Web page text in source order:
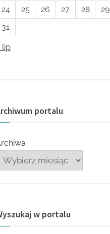
24
25 26 27 28 29
31
lip
portalu
w portalu